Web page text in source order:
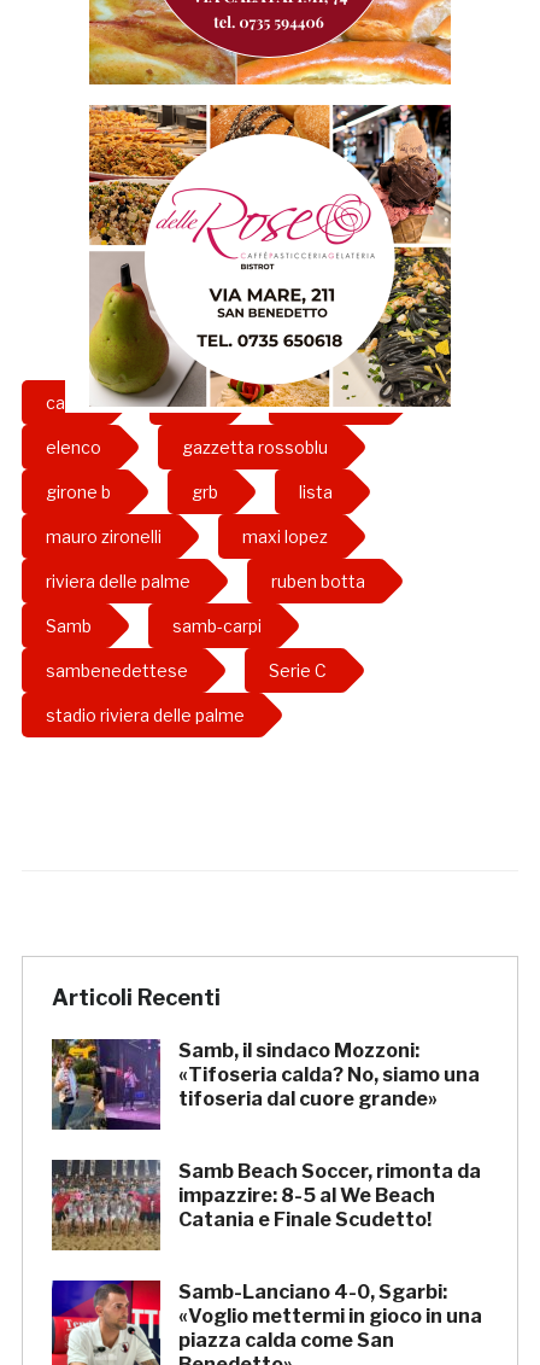
calcio carpi convocati
elenco gazzetta rossoblu
girone b grb lista
mauro zironelli maxi lopez
riviera delle palme ruben botta
Samb samb-carpi
sambenedettese Serie C
stadio riviera delle palme
Articoli Recenti
Samb, il sindaco Mozzoni:
«Tifoseria calda? No, siamo una
tifoseria dal cuore grande»
Samb Beach Soccer, rimonta da
impazzire: 8-5 al We Beach
Catania e Finale Scudetto!
Samb-Lanciano 4-0, Sgarbi:
«Voglio mettermi in gioco in una
piazza calda come San